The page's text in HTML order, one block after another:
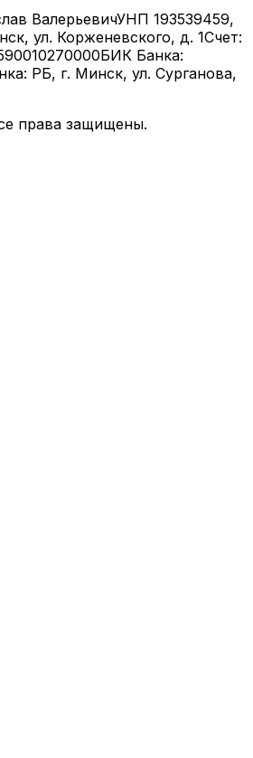
ВалерьевичУНП 193539459,
ул. Корженевского, д. 1Счет:
БИК Банка:
РБ, г. Минск, ул. Сурганова,
права защищены.